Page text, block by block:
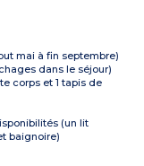
mai à fin septembre)
dans le séjour)
corps et 1 tapis de
(un lit
baignoire)